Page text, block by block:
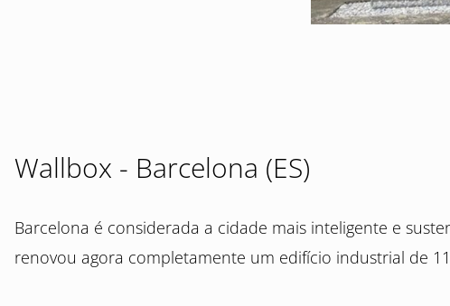
Wallbox - Barcelona (ES)
Barcelona é considerada a cidade mais inteligente e
renovou agora completamente um edifício industrial de